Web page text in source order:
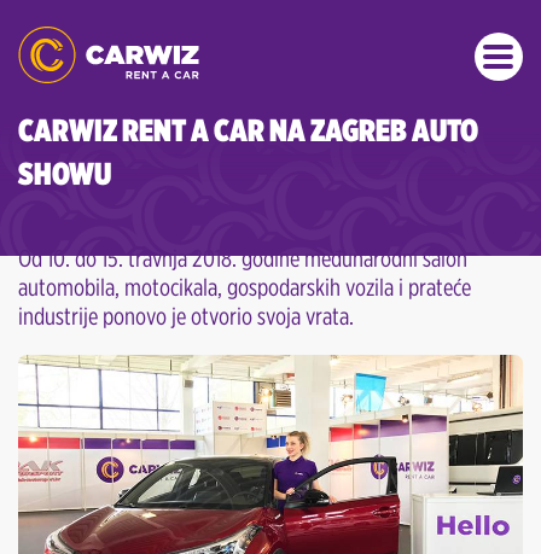
CARWIZ RENT A CAR NA ZAGREB AUTO
SHOWU
Od 10. do 15. travnja 2018. godine međunarodni salon
automobila, motocikala, gospodarskih vozila i prateće
industrije ponovo je otvorio svoja vrata.